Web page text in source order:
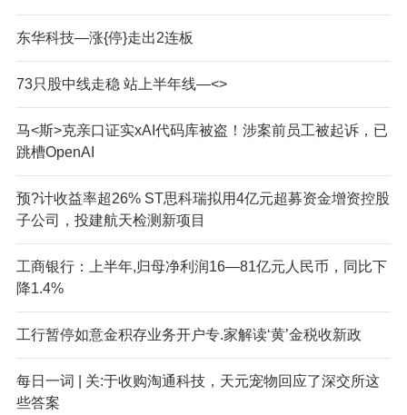
东华科技—涨{停}走出2连板
73只股中线走稳 站上半年线—<>
马<斯>克亲口证实xAI代码库被盗！涉案前员工被起诉，已
跳槽OpenAI
预?计收益率超26% ST思科瑞拟用4亿元超募资金增资控股
子公司，投建航天检测新项目
工商银行：上半年,归母净利润16—81亿元人民币，同比下
降1.4%
工行暂停如意金积存业务开户专.家解读‘黄’金税收新政
每日一词 | 关:于收购淘通科技，天元宠物回应了深交所这
些答案